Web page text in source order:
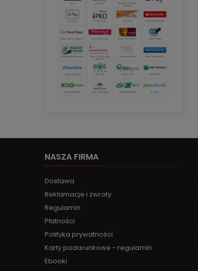
NASZA FIRMA
Dostawa
Reklamacje i zwroty
Regulamin
Płatności
Polityka prywatności
Karty podarunkowe - regulamin
Ebooki